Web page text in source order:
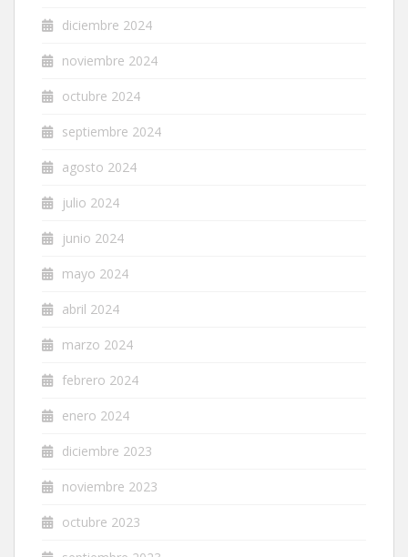
diciembre 2024
noviembre 2024
octubre 2024
septiembre 2024
agosto 2024
julio 2024
junio 2024
mayo 2024
abril 2024
marzo 2024
febrero 2024
enero 2024
diciembre 2023
noviembre 2023
octubre 2023